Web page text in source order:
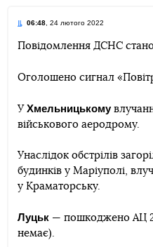
06:48, 24 лютого 2022
Повідомлення ДСНС
Оголошено сигнал
У Хмельницькому
військового аеродрому.
Унаслідок обстрілів
будинків у Маріуполі,
у Краматорську.
Луцьк — пошкоджено АЦ
немає).